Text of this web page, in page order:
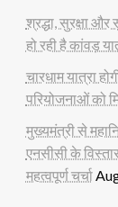
श्रद्धा, सुरक्षा
हो रही है कांवड़
चारधाम यात्रा
परियोजनाओं को
मुख्यमंत्री से
एनसीसी के
महत्वपूर्ण चर्चा